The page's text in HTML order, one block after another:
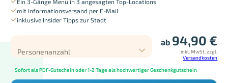
mit Informationsversand per E-Mail
inklusive Insider Tipps zur Stadt
Personenanzahl
ab 94,90 €
inkl. MwSt. zzgl.
Versandkosten
Sofort als PDF-Gutschein oder 1-2 Tage als hochwertiger Geschenkgutschein